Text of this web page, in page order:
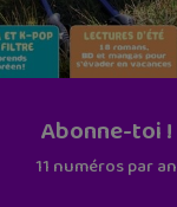
Abonne-toi !
11 numéros par an